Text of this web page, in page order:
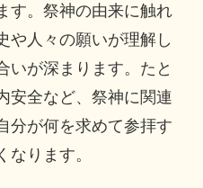
す。祭神の由来に触れ
や人々の願いが理解し
いが深まります。たと
安全など、祭神に関連
分が何を求めて参拝す
なります。